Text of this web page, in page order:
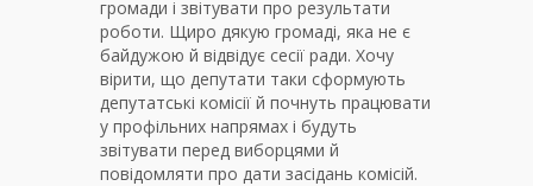
громади і звітувати про результати
роботи. Щиро дякую громаді, яка не є
байдужою й відвідує сесії ради. Хочу
вірити, що депутати таки сформують
депутатські комісії й почнуть працювати
у профільних напрямах і будуть
звітувати перед виборцями й
повідомляти про дати засідань комісій.